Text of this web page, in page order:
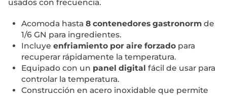
usados con frecuencia.
Acomoda hasta 8 contenedores gastronorm de
1/6 GN para ingredientes.
Incluye enfriamiento por aire forzado para
recuperar rápidamente la temperatura.
Equipado con un panel digital fácil de usar para
controlar la temperatura.
Construcción en acero inoxidable que permite